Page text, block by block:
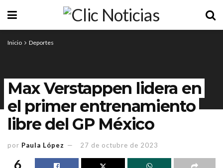
Inicio Deportes
Max Verstappen lidera en
el primer entrenamiento
libre del GP México
por Paula López 27 de octubre de 2023
6